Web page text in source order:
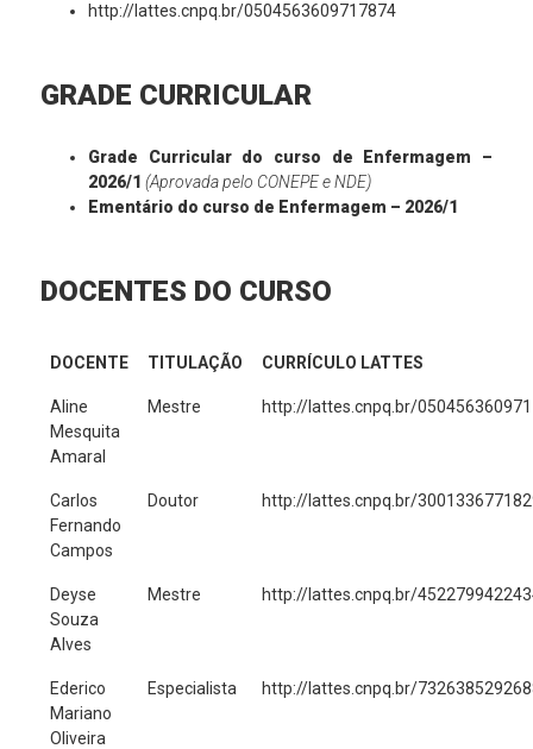
http://lattes.cnpq.br/0504563609717874
GRADE CURRICULAR
Grade Curricular do curso de Enfermagem –
2026/1 (Aprovada pelo CONEPE e NDE)
Ementário do curso de Enfermagem – 2026/1
DOCENTES DO CURSO
DOCENTE TITULAÇÃO CURRÍCULO LATTES
Aline
Mesquita
Amaral
Mestre http://lattes.cnpq.br/
Carlos
Fernando
Campos
Doutor http://lattes.cnpq.br/
Deyse
Souza
Alves
Mestre http://lattes.cnpq.br/
Ederico
Mariano
Oliveira
Especialista http://lattes.cnpq.br/